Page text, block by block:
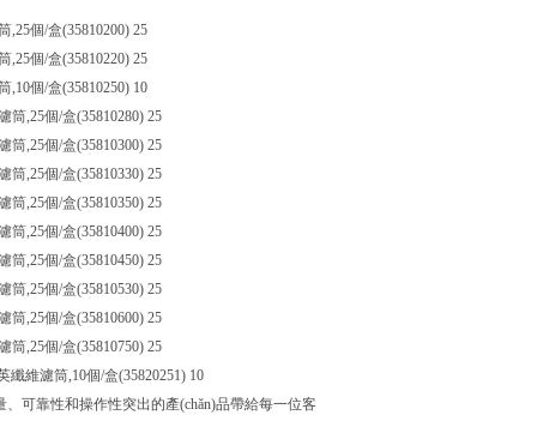
,25個/盒(35810200) 25
,25個/盒(35810220) 25
,10個/盒(35810250) 10
筒,25個/盒(35810280) 25
筒,25個/盒(35810300) 25
筒,25個/盒(35810330) 25
筒,25個/盒(35810350) 25
筒,25個/盒(35810400) 25
筒,25個/盒(35810450) 25
筒,25個/盒(35810530) 25
筒,25個/盒(35810600) 25
筒,25個/盒(35810750) 25
纖維濾筒,10個/盒(35820251) 10
、可靠性和操作性突出的產(chǎn)品帶給每一位客